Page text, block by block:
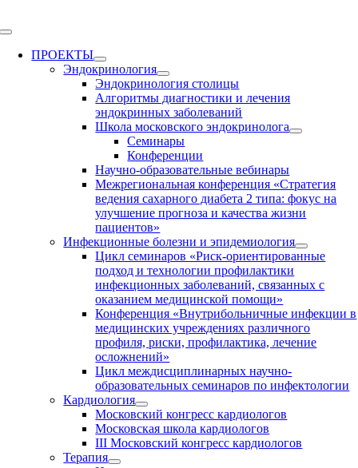
to
Toggle
NavigationПРОЕКТЫ
Эндокринология
Эндокринология столицы
Алгоритмы диагностики и лечения
эндокринных заболеваний
Школа московского эндокринолога
Семинары
Конференции
Научно-образовательные вебинары
Межрегиональная конференция «Стратегия
ведения сахарного диабета 2 типа: фокус на
улучшение прогноза и качества жизни
пациентов»
Инфекционные болезни и эпидемиология
Цикл семинаров «Риск-ориентированные
подход и технологии профилактики
инфекционных заболеваний, связанных с
оказанием медицинской помощи»
Конференция «Внутрибольничные инфекции в
медицинских учреждениях различного
профиля, риски, профилактика, лечение
осложнений»
Цикл междисциплинарных научно-
образовательных семинаров по инфектологии
Кардиология
Московский конгресс кардиологов
Московская школа кардиологов
III Московский конгресс кардиологов
Терапия